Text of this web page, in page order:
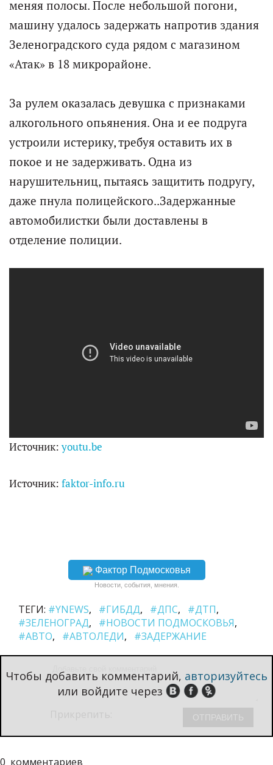
меняя полосы. После небольшой погони,
машину удалось задержать напротив здания
Зеленоградского суда рядом с магазином
«Атак» в 18 микрорайоне.
За рулем оказалась девушка с признаками
алкогольного опьянения. Она и ее подруга
устроили истерику, требуя оставить их в
покое и не задерживать. Одна из
нарушительниц, пытаясь защитить подругу,
даже пнула полицейского..Задержанные
автомобилистки были доставлены в
отделение полиции.
Источник:youtu.be
Источник: faktor-info.ru
Фактор Подмосковья
Новости, события, мнения.
ТЕГИ: #YNEWS #ГИБДД #ДПС
#ДТП
#ЗЕЛЕНОГРАД
#НОВОСТИ ПОДМОСКОВЬЯ
#АВТО
#АВТОЛЕДИ #ЗАДЕРЖАНИЕ
Чтобы добавить комментарий, авторизуйтесь
или войдите через
0 комментариев